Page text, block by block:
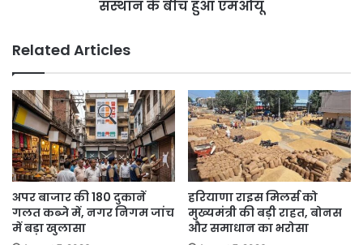
संस्थान के बीच हुआ एमओयू
Related Articles
अपर बाजार की 180 दुकानें
गलत कब्जे में, नगर निगम जांच
में बड़ा खुलासा
हरियाणा राइस मिलर्स को
मुख्यमंत्री की बड़ी राहत, बोनस
और समाधान का भरोसा